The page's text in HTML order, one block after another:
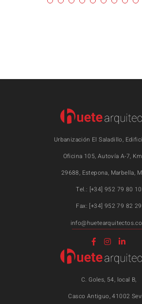
Urbanización El Saladillo,
Oficina 105, Autovía A-7,
29688, Estepona, Marbella,
Tel.: [+34] 952 79 80 10
Fax: [+34] 952 79 82 29
C. Goles, 54, local B,
Casco Antiguo, 41002